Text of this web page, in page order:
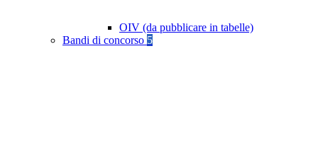
OIV (da pubblicare in tabelle)
Bandi di concorso 5